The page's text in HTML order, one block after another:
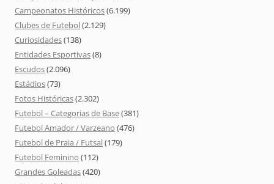
Campeonatos Históricos(6.199)
Clubes de Futebol(2.129)
Curiosidades(138)
Entidades Esportivas(8)
Escudos(2.096)
Estádios(73)
Fotos Históricas(2.302)
Futebol – Categorias de Base(381)
Futebol Amador / Varzeano (476)
Futebol de Praia / Futsal(179)
Futebol Feminino (112)
Grandes Goleadas(420)